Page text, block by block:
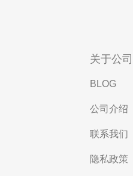
关于公司
BLOG
公司介绍
联系我们
隐私政策